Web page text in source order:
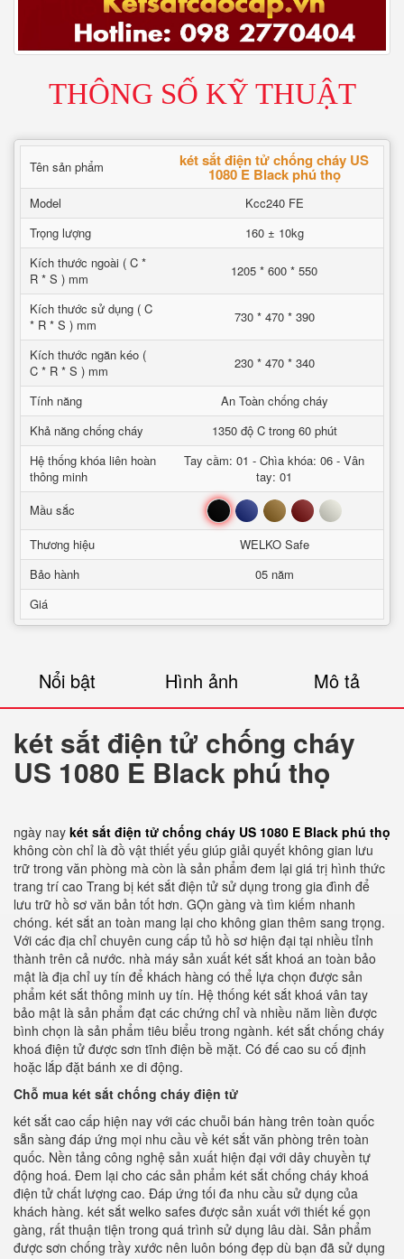
THÔNG SỐ KỸ THUẬT
Tên sản phẩm két sắt điện tử chống cháy US
1080 E Black phú thọ
Model
Kcc240 FE
Trọng lượng
160 ± 10kg
Kích thước ngoài ( C *
R * S ) mm
1205 * 600 * 550
Kích thước sử dụng ( C
* R * S ) mm
730 * 470 * 390
Kích thước ngăn kéo (
C * R * S ) mm
230 * 470 * 340
Tính năng
An Toàn chống cháy
Khả năng chống cháy
1350 độ C trong 60 phút
Hệ thống khóa liên hoàn
thông minh
Tay cầm: 01 - Chìa khóa: 06 - Vân
tay: 01
Mầu sắc
Đen Xanh Nâu Đỏ Trắng
Thương hiệu
WELKO Safe
Bảo hành
05 năm
Giá
Nổi bật Hình ảnh Mô tả
két sắt điện tử chống cháy
US 1080 E Black phú thọ
ngày nay két sắt điện tử chống cháy US 1080 E Black phú thọ
không còn chỉ là đồ vật thiết yếu giúp giải quyết không gian lưu
trữ trong văn phòng mà còn là sản phẩm đem lại giá trị hình thức
trang trí cao Trang bị két sắt điện tử sử dụng trong gia đình để
lưu trữ hồ sơ văn bản tốt hơn. GỌn gàng và tìm kiếm nhanh
chóng. két sắt an toàn mang lại cho không gian thêm sang trọng.
Với các địa chỉ chuyên cung cấp tủ hồ sơ hiện đại tại nhiều tỉnh
thành trên cả nước. nhà máy sản xuất két sắt khoá an toàn bảo
mật là địa chỉ uy tín để khách hàng có thể lựa chọn được sản
phẩm két sắt thông minh uy tín. Hệ thống két sắt khoá vân tay
bảo mật là sản phẩm đạt các chứng chỉ và nhiều năm liền được
bình chọn là sản phẩm tiêu biểu trong ngành. két sắt chống cháy
khoá điện tử được sơn tĩnh điện bề mặt. Có đế cao su cố định
hoặc lắp đặt bánh xe di động.
Chỗ mua két sắt chống cháy điện tử
két sắt cao cấp hiện nay với các chuỗi bán hàng trên toàn quốc
sẵn sàng đáp ứng mọi nhu cầu về két sắt văn phòng trên toàn
quốc. Nền tảng công nghệ sản xuất hiện đại với dây chuyền tự
động hoá. Đem lại cho các sản phẩm két sắt chống cháy khoá
điện tử chất lượng cao. Đáp ứng tối đa nhu cầu sử dụng của
khách hàng. két sắt welko safes được sản xuất với thiết kế gọn
gàng, rất thuận tiện trong quá trình sử dụng lâu dài. Sản phẩm
được sơn chống trầy xước nên luôn bóng đẹp dù bạn đã sử dụng